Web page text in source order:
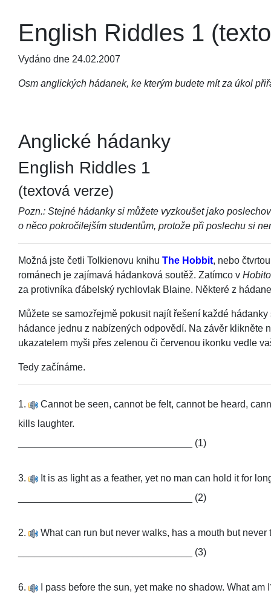
English Riddles 1
Vydáno dne 24.02.2007
Osm anglických hádanek, ke kterým budete mít za úkol
Anglické hádanky
English Riddles 1
(textová verze)
Pozn.: Stejné hádanky si můžete vyzkoušet jako
o něco pokročilejším studentům, protože při poslechu si
Možná jste četli Tolkienovu knihu The Hobbit, nebo
románech je zajímavá hádanková soutěž. Zatímco v
za protivníka ďábelský rychlovlak Blaine. Některé z
Můžete se samozřejmě pokusit najít řešení každé
hádance jednu z nabízených odpovědí. Na závěr klikněte
ukazatelem myši přes zelenou či červenou ikonku vedle
Tedy začínáme.
1.
Cannot be seen, cannot be felt, cannot be heard,
kills laughter.
________________________________ (1)
3.
It is as light as a feather, yet no man can hold it for
________________________________ (2)
2.
What can run but never walks, has a mouth but
________________________________ (3)
6.
I pass before the sun, yet make no shadow. What am